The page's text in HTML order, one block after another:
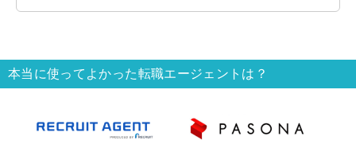
本当に使ってよかった転職エージェントは？